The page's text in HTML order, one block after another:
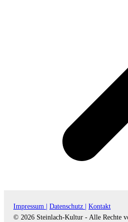
Impressum | Datenschutz |
Kontakt
© 2026 Steinlach-Kultur - Alle Rechte